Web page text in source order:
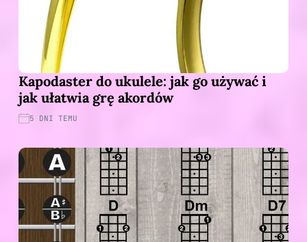
Kapodaster do ukulele: jak go używać i
jak ułatwia grę akordów
5 DNI TEMU